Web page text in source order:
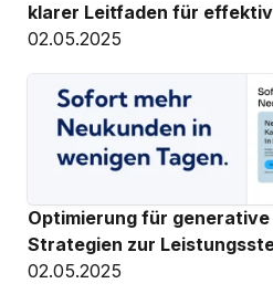
klarer Leitfaden für
02.05.2025
Optimierung für
Strategien zur
02.05.2025